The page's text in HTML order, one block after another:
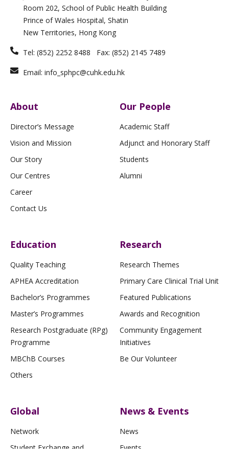
i
n
r
a
m
o
k
-
f
e
Room 202, School of Public Health Building
Prince of Wales Hospital, Shatin
New Territories, Hong Kong
Tel: (852) 2252 8488 Fax: (852) 2145 7489
Email: info_sphpc@cuhk.edu.hk
About
Director’s Message
Vision and Mission
Our Story
Our Centres
Career
Contact Us
Our People
Academic Staff
Adjunct and Honorary Staff
Students
Alumni
Education
Quality Teaching
APHEA Accreditation
Bachelor’s Programmes
Master’s Programmes
Research Postgraduate (RPg)
Programme
MBChB Courses
Others
Research
Research Themes
Primary Care Clinical Trial Unit
Featured Publications
Awards and Recognition
Community Engagement
Initiatives
Be Our Volunteer
Global
Network
Student Exchange and
News & Events
News
Events